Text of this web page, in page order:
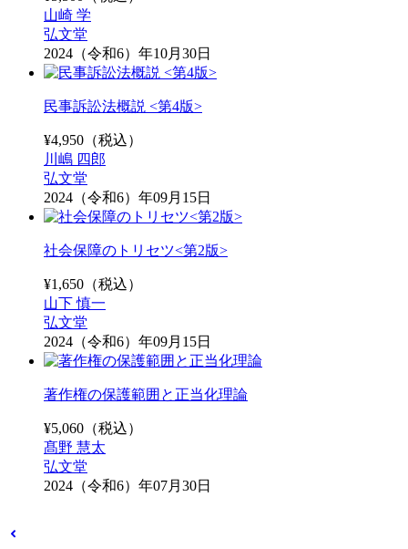
山崎 学
弘文堂
2024（令和6）年10月30日
民事訴訟法概説 <第4版>
¥4,950 （税込）
川嶋 四郎
弘文堂
2024（令和6）年09月15日
社会保障のトリセツ<第2版>
¥1,650 （税込）
山下 慎一
弘文堂
2024（令和6）年09月15日
著作権の保護範囲と正当化理論
¥5,060 （税込）
髙野 慧太
弘文堂
2024（令和6）年07月30日